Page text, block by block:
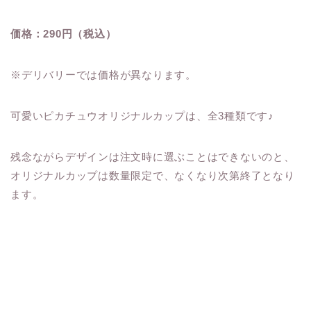
価格：290円（税込）
※デリバリーでは価格が異なります。
可愛いピカチュウオリジナルカップは、全3種類です♪
残念ながらデザインは注文時に選ぶことはできないのと、
オリジナルカップは数量限定で、なくなり次第終了となり
ます。